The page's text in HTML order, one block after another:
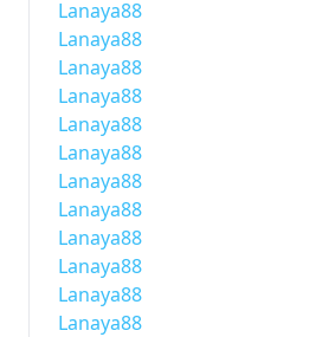
Lanaya88
Lanaya88
Lanaya88
Lanaya88
Lanaya88
Lanaya88
Lanaya88
Lanaya88
Lanaya88
Lanaya88
Lanaya88
Lanaya88